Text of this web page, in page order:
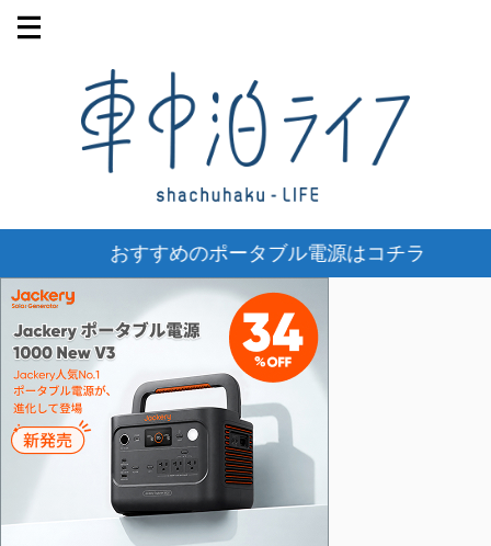
おすすめのポータブル電源はコチラ